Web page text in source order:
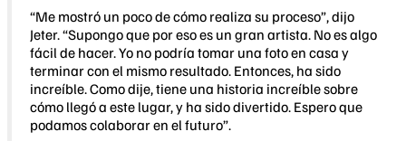
“Me mostró un poco de cómo realiza su proceso”, dijo
Jeter. “Supongo que por eso es un gran artista. No es algo
fácil de hacer. Yo no podría tomar una foto en casa y
terminar con el mismo resultado. Entonces, ha sido
increíble. Como dije, tiene una historia increíble sobre
cómo llegó a este lugar, y ha sido divertido. Espero que
podamos colaborar en el futuro”.